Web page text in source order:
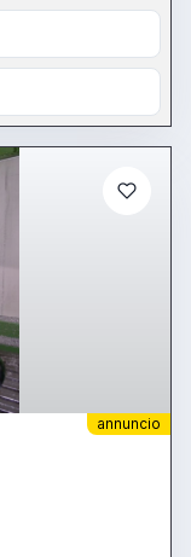
annuncio